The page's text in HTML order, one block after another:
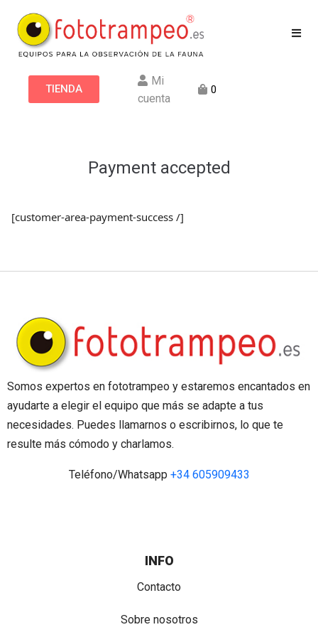
TIENDA
Mi
cuenta
0
Payment accepted
[customer-area-payment-success /]
Somos expertos en fototrampeo y estaremos encantados en
ayudarte a elegir el equipo que más se adapte a tus
necesidades. Puedes llamarnos o escribirnos, lo que te
resulte más cómodo y charlamos.
Teléfono/Whatsapp +34 605909433
INFO
Contacto
Sobre nosotros